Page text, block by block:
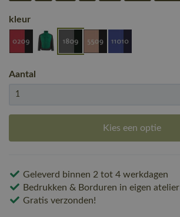
kleur
Aantal
Kies een optie
Geleverd binnen 2 tot 4 werkdagen
Bedrukken & Borduren in eigen atelier
Gratis verzonden!